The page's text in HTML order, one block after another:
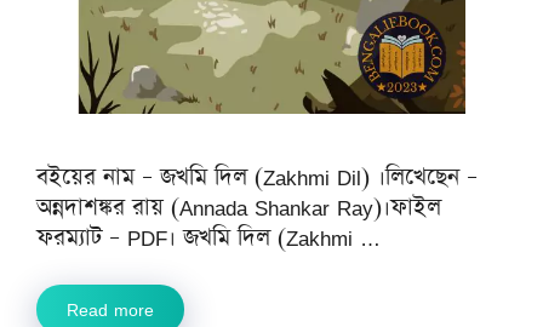
বইয়ের নাম – জখমি দিল (Zakhmi Dil) ।লিখেছেন –
অন্নদাশঙ্কর রায় (Annada Shankar Ray)।ফাইল
ফরম্যাট – PDF। জখমি দিল (Zakhmi …
Read more